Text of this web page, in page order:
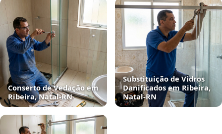
Conserto de Vedação em
Ribeira, Natal‑RN
Substituição de Vidros
Danificados em Ribeira,
Natal‑RN